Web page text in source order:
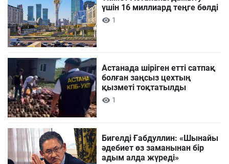
үшін 16 миллиард теңге бөлді
1
Астанада шіріген етті сатпақ
болған заңсыз цехтың
қызметі тоқтатылды
1
Бигелді Ғабдуллин: «Шынайы
әдебиет өз заманынан бір
адым алда жүреді»